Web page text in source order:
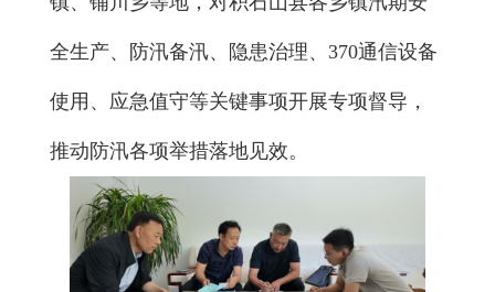
全生产、防汛备汛、隐患治理、370通信设备
使用、应急值守等关键事项开展专项督导，
推动防汛各项举措落地见效。